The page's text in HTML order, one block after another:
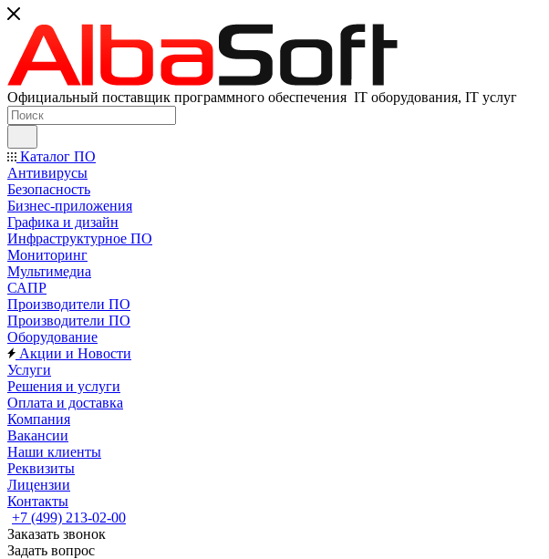
Официальный поставщик программного обеспечения IT оборудования, IT услуг
Каталог ПО
Антивирусы
Безопасность
Бизнес-приложения
Графика и дизайн
Инфраструктурное ПО
Мониторинг
Мультимедиа
САПР
Производители ПО
Производители ПО
Оборудование
Акции и Новости
Услуги
Решения и услуги
Оплата и доставка
Компания
Вакансии
Наши клиенты
Реквизиты
Лицензии
Контакты
+7 (499) 213-02-00
Заказать звонок
Задать вопрос